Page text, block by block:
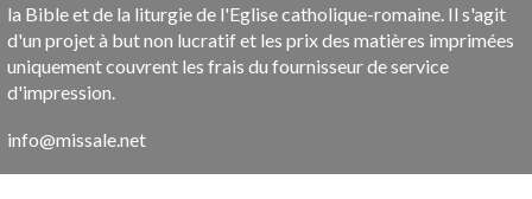
la Bible et de la liturgie de l'Eglise catholique-romaine. Il s'agit
d'un projet à but non lucratif et les prix des matières imprimées
uniquement couvrent les frais du fournisseur de service
d'impression.
info@missale.net